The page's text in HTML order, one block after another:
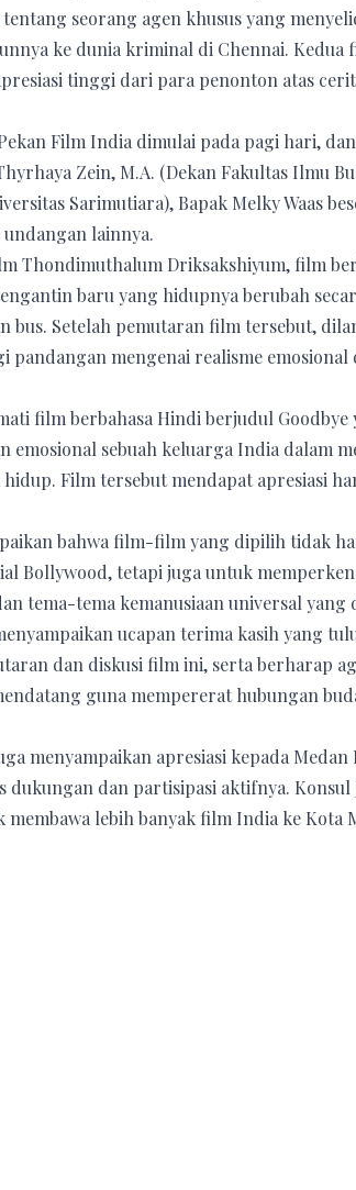
seorang agen khusus yang
ke dunia kriminal di Chennai. Kedua
tinggi dari para penonton atas
Film India dimulai pada pagi hari,
Zein, M.A. (Dekan Fakultas Ilmu
Sarimutiara), Bapak Melky Waas
lainnya.
Thondimuthalum Driksakshiyum, film
baru yang hidupnya berubah
bus. Setelah pemutaran film tersebut,
pandangan mengenai realisme emosional
film berbahasa Hindi berjudul
emosional sebuah keluarga India dalam
Film tersebut mendapat apresiasi
bahwa film-film yang dipilih tidak
Bollywood, tetapi juga untuk
tema-tema kemanusiaan universal yang
ucapan terima kasih yang
dan diskusi film ini, serta berharap
guna mempererat hubungan
menyampaikan apresiasi kepada Medan
dan partisipasi aktifnya. Konsul
lebih banyak film India ke Kota